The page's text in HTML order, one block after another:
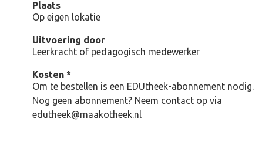
Plaats
Op eigen lokatie
Uitvoering door
Leerkracht of pedagogisch medewerker
Kosten *
Om te bestellen is een EDUtheek-abonnement nodig.
Nog geen abonnement? Neem contact op via
edutheek@maakotheek.nl